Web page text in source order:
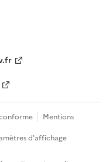
Mentions
d'affichage